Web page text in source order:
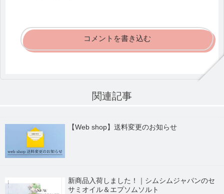
コメントを書き込む
関連記事
【Web shop】送料変更のお知らせ
新商品入荷しました！｜シムシムジャパンのセ
サミオイル＆エプソムソルト